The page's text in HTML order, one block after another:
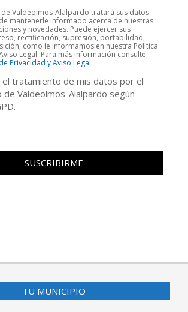
de Valdeolmos-Alalpardo tratará sus datos
mantenerle informado acerca de nuestras
y novedades. Puede ejercer sus
rectificación, supresión, portabilidad,
como le informamos en nuestra Política
Legal. Para más información consulte
Privacidad y Aviso Legal
el tratamiento de mis datos por el
de Valdeolmos-Alalpardo según
TU MUNICIPIO